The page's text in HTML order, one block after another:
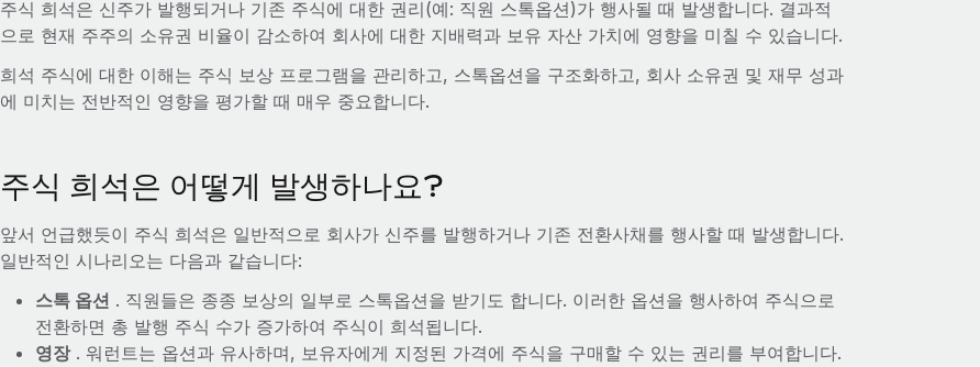
주식 희석은 신주가 발행되거나 기존 주식에 대한 권리(예: 직원 스톡옵션)가 행사될 때 발생합니다. 결과적
으로 현재 주주의 소유권 비율이 감소하여 회사에 대한 지배력과 보유 자산 가치에 영향을 미칠 수 있습니다.
희석 주식에 대한 이해는 주식 보상 프로그램을 관리하고, 스톡옵션을 구조화하고, 회사 소유권 및 재무 성과
에 미치는 전반적인 영향을 평가할 때 매우 중요합니다.
주식 희석은 어떻게 발생하나요?
앞서 언급했듯이 주식 희석은 일반적으로 회사가 신주를 발행하거나 기존 전환사채를 행사할 때 발생합니다.
일반적인 시나리오는 다음과 같습니다:
스톡 옵션 . 직원들은 종종 보상의 일부로 스톡옵션을 받기도 합니다. 이러한 옵션을 행사하여 주식으로
전환하면 총 발행 주식 수가 증가하여 주식이 희석됩니다.
영장. 워런트는 옵션과 유사하며, 보유자에게 지정된 가격에 주식을 구매할 수 있는 권리를 부여합니다.